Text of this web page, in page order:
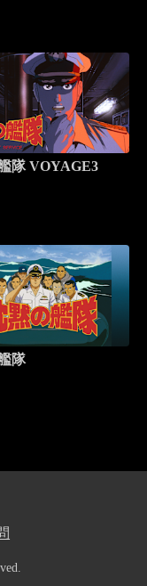
隊 VOYAGE3
隊